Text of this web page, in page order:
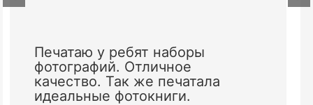
Печатаю у ребят наборы
фотографий. Отличное
качество. Так же печатала
идеальные фотокниги.